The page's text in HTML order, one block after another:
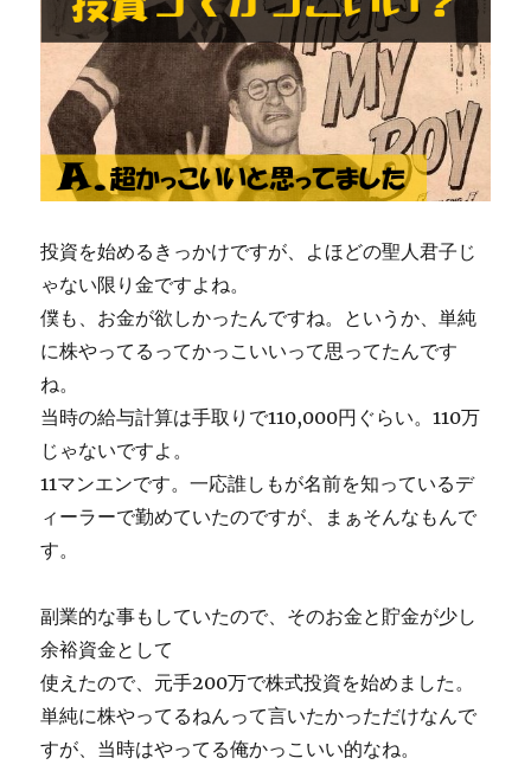
の
投資を始めるきっかけですが、よほどの聖人君子じ
ゃない限り金ですよね。
僕も、お金が欲しかったんですね。というか、単純
に株やってるってかっこいいって思ってたんです
ね。
当時の給与計算は手取りで110,000円ぐらい。110万
じゃないですよ。
11マンエンです。一応誰しもが名前を知っているデ
ィーラーで勤めていたのですが、まぁそんなもんで
す。
副業的な事もしていたので、そのお金と貯金が少し
余裕資金として
使えたので、元手200万で株式投資を始めました。
単純に株やってるねんって言いたかっただけなんで
すが、当時はやってる俺かっこいい的なね。